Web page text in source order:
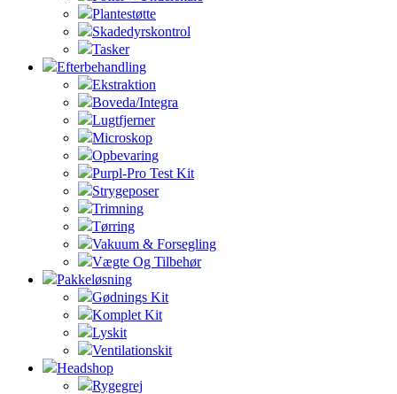
Plantestøtte
Skadedyrskontrol
Tasker
Efterbehandling
Ekstraktion
Boveda/Integra
Lugtfjerner
Microskop
Opbevaring
Purpl-Pro Test Kit
Strygeposer
Trimning
Tørring
Vakuum & Forsegling
Vægte Og Tilbehør
Pakkeløsning
Gødnings Kit
Komplet Kit
Lyskit
Ventilationskit
Headshop
Rygegrej